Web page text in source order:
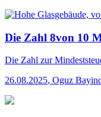
Die Zahl 8von 10
Die Zahl zur
26.08.2025, Oguz